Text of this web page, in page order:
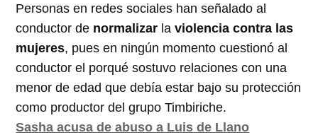
Personas en redes sociales han señalado al
conductor de normalizar laviolencia contra las
mujeres, pues en ningún momento cuestionó al
conductor el porqué sostuvo relaciones con una
menor de edad que debía estar bajo su protección
como productor del grupo Timbiriche.
Sasha acusa de abuso a Luis de Llano